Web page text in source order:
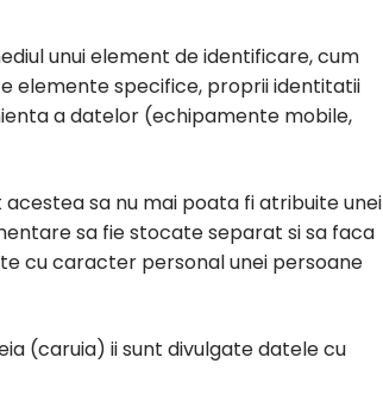
unui element de identificare, cum
elemente specifice, proprii identitatii
a datelor (echipamente mobile,
sa nu mai poata fi atribuite unei
sa fie stocate separat si sa faca
cu caracter personal unei persoane
(caruia) ii sunt divulgate datele cu